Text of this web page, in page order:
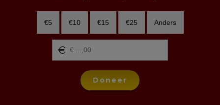
€5 €10 €15 €25 Anders
Doneer